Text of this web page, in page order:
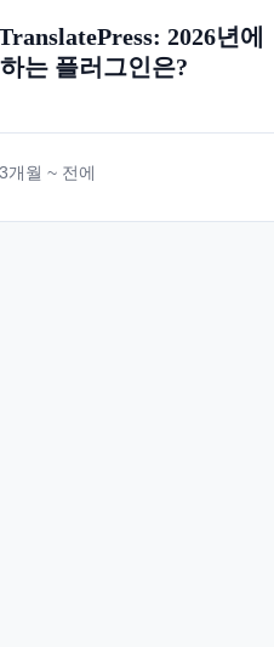
2026년에
는 플러그인은?
3개월 ~ 전에